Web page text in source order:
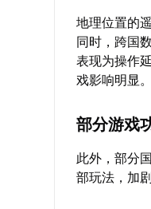
地理位置的
同时，跨国
表现为操作
戏影响明显。
部分游戏
此外，部分
部玩法，加